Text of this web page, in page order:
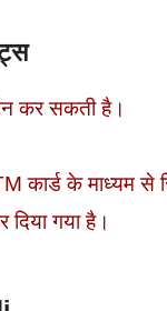
कर सकती है।
कार्ड के माध्यम
गया है।